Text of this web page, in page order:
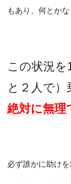
もあり、何とか
この状況
と２人で）
絶対に無理
必ず誰かに助け